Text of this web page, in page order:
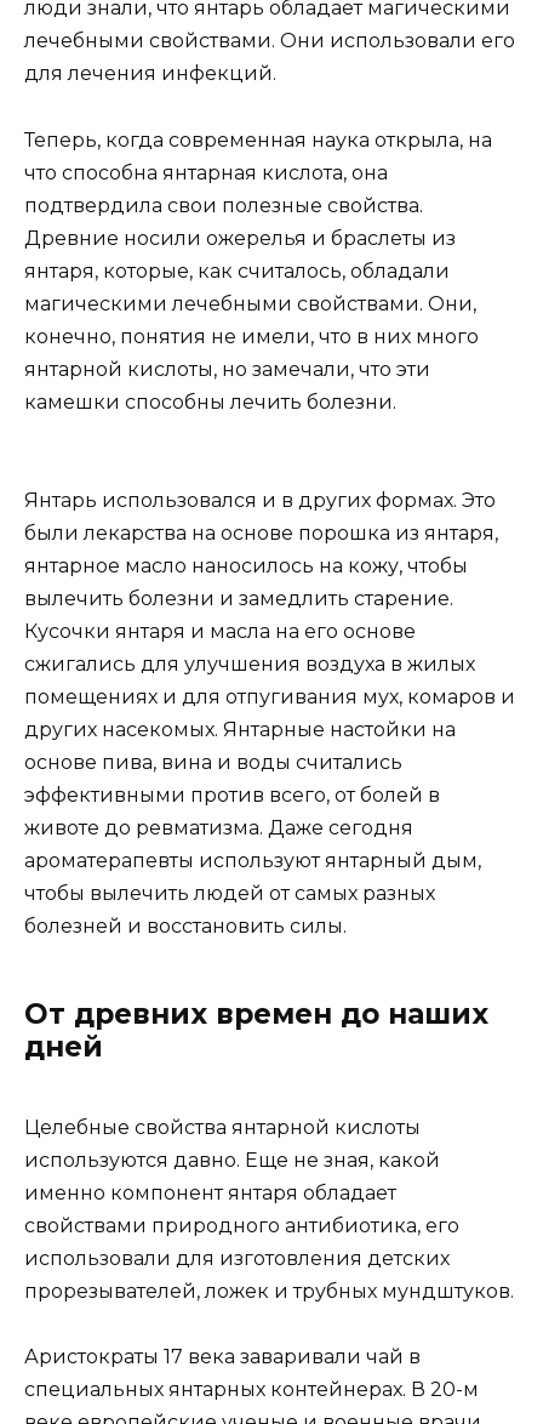
люди знали, что янтарь обладает магическими
лечебными свойствами. Они использовали его
для лечения инфекций.
Теперь, когда современная наука открыла, на
что способна янтарная кислота, она
подтвердила свои полезные свойства.
Древние носили ожерелья и браслеты из
янтаря, которые, как считалось, обладали
магическими лечебными свойствами. Они,
конечно, понятия не имели, что в них много
янтарной кислоты, но замечали, что эти
камешки способны лечить болезни.
Янтарь использовался и в других формах. Это
были лекарства на основе порошка из янтаря,
янтарное масло наносилось на кожу, чтобы
вылечить болезни и замедлить старение.
Кусочки янтаря и масла на его основе
сжигались для улучшения воздуха в жилых
помещениях и для отпугивания мух, комаров и
других насекомых. Янтарные настойки на
основе пива, вина и воды считались
эффективными против всего, от болей в
животе до ревматизма. Даже сегодня
ароматерапевты используют янтарный дым,
чтобы вылечить людей от самых разных
болезней и восстановить силы.
От древних времен до наших
дней
Целебные свойства янтарной кислоты
используются давно. Еще не зная, какой
именно компонент янтаря обладает
свойствами природного антибиотика, его
использовали для изготовления детских
прорезывателей, ложек и трубных мундштуков.
Аристократы 17 века заваривали чай в
специальных янтарных контейнерах. В 20-м